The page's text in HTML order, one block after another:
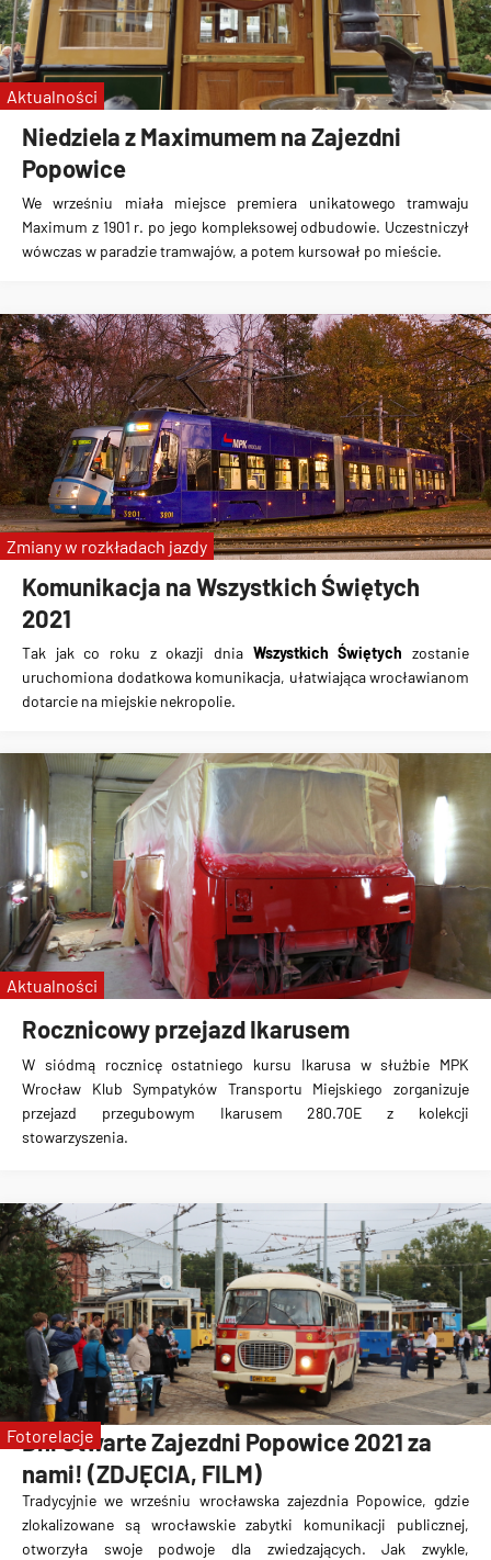
Niedziela z Maximumem na Zajezdni
Popowice
We wrześniu miała miejsce premiera unikatowego tramwaju
Maximum z 1901 r. po jego kompleksowej odbudowie. Uczestniczył
wówczas w paradzie tramwajów, a potem kursował po mieście.
Aktualności
Komunikacja na Wszystkich Świętych
2021
Tak jak co roku z okazji dnia Wszystkich Świętych zostanie
uruchomiona dodatkowa komunikacja, ułatwiająca wrocławianom
dotarcie na miejskie nekropolie.
Zmiany w rozkładach jazdy
Rocznicowy przejazd Ikarusem
W siódmą rocznicę ostatniego kursu Ikarusa w służbie MPK
Wrocław Klub Sympatyków Transportu Miejskiego zorganizuje
przejazd przegubowym Ikarusem 280.70E z kolekcji
stowarzyszenia.
Aktualności
Dni Otwarte Zajezdni Popowice 2021 za
nami! (ZDJĘCIA, FILM)
Tradycyjnie we wrześniu wrocławska zajezdnia Popowice, gdzie
zlokalizowane są wrocławskie zabytki komunikacji publicznej,
otworzyła swoje podwoje dla zwiedzających. Jak zwykle,
Fotorelacje